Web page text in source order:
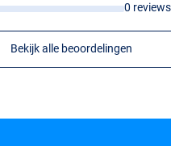
0 reviews
Bekijk alle beoordelingen